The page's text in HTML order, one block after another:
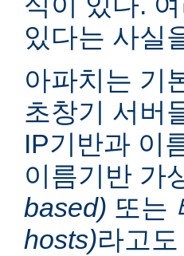
있다는 사실
아파치는 기
초창기 서버
IP기반과 이
이름기반 가
based) 또는
hosts)라고